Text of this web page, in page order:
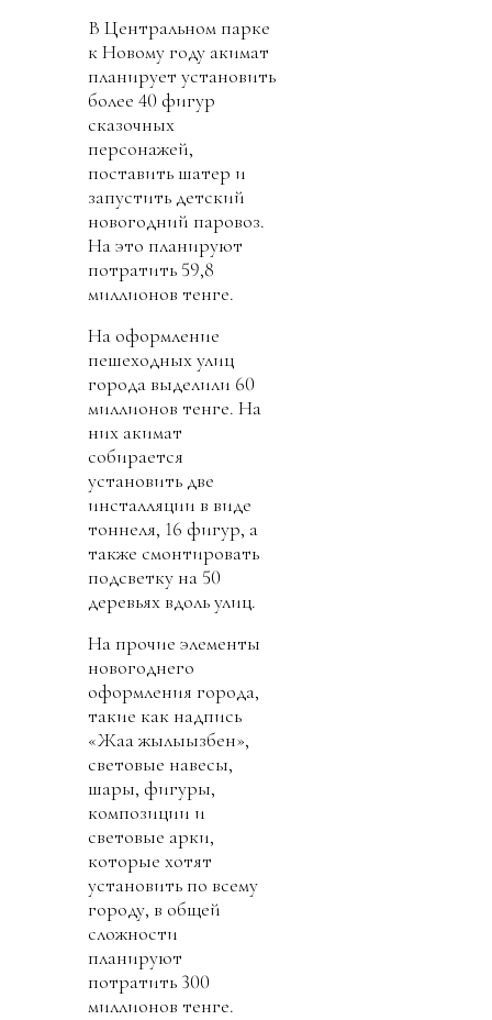
В Центральном парке
к Новому году акимат
планирует установить
более 40 фигур
сказочных
персонажей,
поставить шатер и
запустить детский
новогодний паровоз.
На это планируют
потратить 59,8
миллионов тенге.
На оформление
пешеходных улиц
города выделили 60
миллионов тенге. На
них акимат
собирается
установить две
инсталляции в виде
тоннеля, 16 фигур, а
также смонтировать
подсветку на 50
деревьях вдоль улиц.
На прочие элементы
новогоднего
оформления города,
такие как надпись
«Жаңа жылыңызбен»,
световые навесы,
шары, фигуры,
композиции и
световые арки,
которые хотят
установить по всему
городу, в общей
сложности
планируют
потратить 300
миллионов тенге.